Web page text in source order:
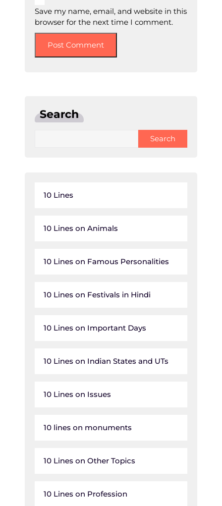
Save my name, email, and website in this
browser for the next time I comment.
Search
Search
10 Lines
10 Lines on Animals
10 Lines on Famous Personalities
10 Lines on Festivals in Hindi
10 Lines on Important Days
10 Lines on Indian States and UTs
10 Lines on Issues
10 lines on monuments
10 Lines on Other Topics
10 Lines on Profession